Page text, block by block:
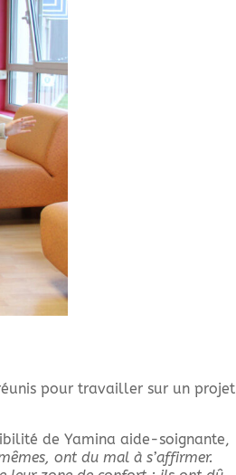
pour travailler sur un projet
de Yamina aide-soignante,
ont du mal à s’affirmer.